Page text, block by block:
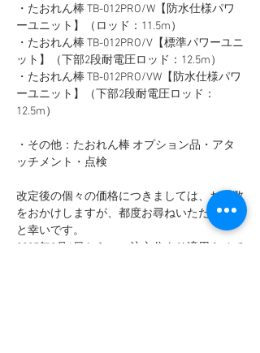
・たおれん棒 TB-012PRO/W【防水仕様パワ
ーユニット】（ロッド：11.5m）
・たおれん棒 TB-012PRO/V【標準パワーユニ
ット】（下部2段耐電圧ロッド：12.5m）
・たおれん棒 TB-012PRO/VW【防水仕様パワ
ーユニット】（下部2段耐電圧ロッド：
12.5m）
・その他：たおれん棒 オプション品・アタ
ッチメント・点検
改定後の個々の価格につきましては、お手数
をおかけしますが、都度お尋ねいただけます
と幸いです。
2025年9月1日からのご注文分より適用させて